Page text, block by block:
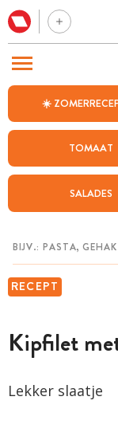
☀️
TOMAAT
SALADES
RECEPT
Kipfilet
Lekker slaatje
BEZOEK ONZE ANDERE
WEEKMENU
CHAT MET MAIA
MIJN BEWAARDE